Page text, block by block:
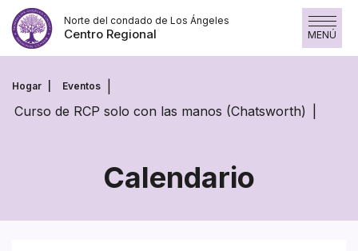
Saltar
contenido
Norte del condado de Los Ángeles
Centro Regional MENÚ
Hogar Eventos
Curso de RCP solo con las manos (Chatsworth)
Calendario